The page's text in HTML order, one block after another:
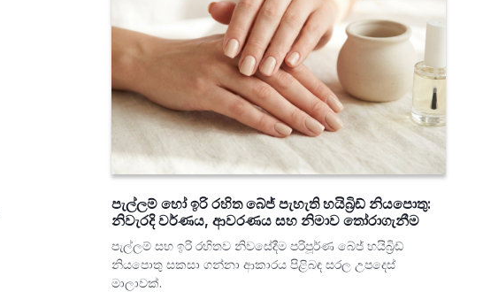
පැල්ලම් හෝ ඉරි රහිත බේජ් පැහැති හයිබ්‍රිඩ් නියපොතු:
නිවැරදි වර්ණය, ආවරණය සහ නිමාව තෝරාගැනීම
පැල්ලම් සහ ඉරි රහිතව නිවසේදීම පරිපූර්ණ බේජ් හයිබ්‍රිඩ්
නියපොතු සකසා ගන්නා ආකාරය පිළිබඳ සරල උපදෙස්
මාලාවක්.